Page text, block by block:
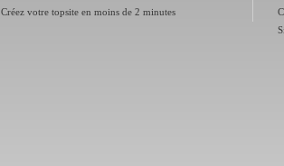
Créez votre topsite en moins de 2 minutes